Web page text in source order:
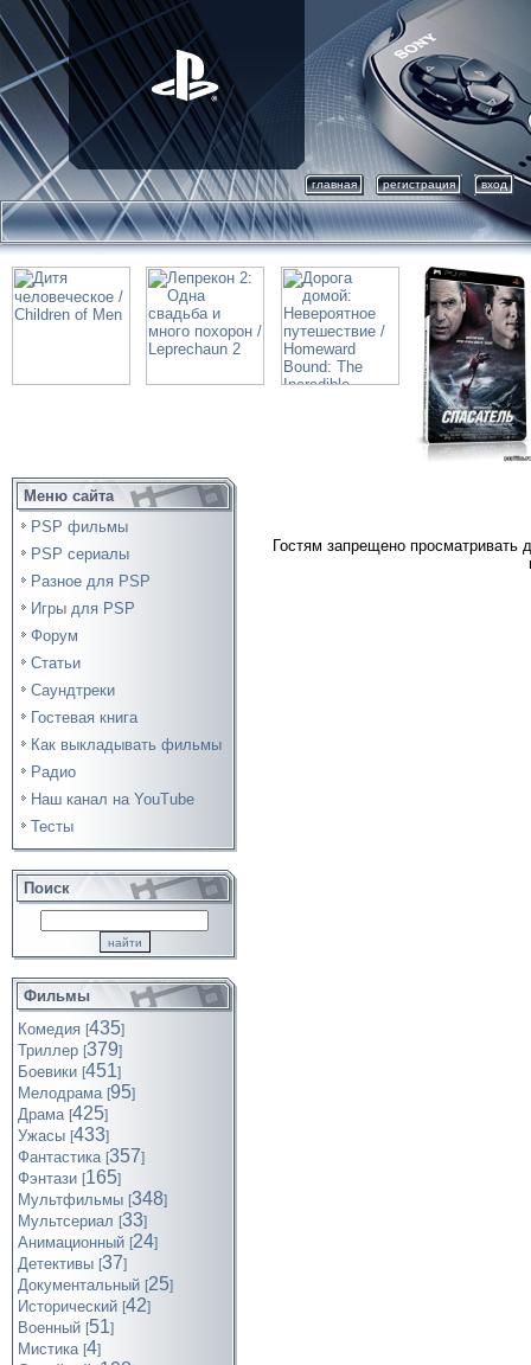
главная регистрация вход
Меню сайта
PSP фильмы
PSP сериалы
Разное для PSP
Игры для PSP
Форум
Статьи
Саундтреки
Гостевая книга
Как выкладывать фильмы
Радио
Наш канал на YouTube
Тесты
Поиск
Фильмы
Комедия [435]
Триллер [379]
Боевики [451]
Мелодрама [95]
Драма [425]
Ужасы [433]
Фантастика [357]
Фэнтази [165]
Мультфильмы [348]
Мультсериал [33]
Анимационный [24]
Детективы [37]
Документальный [25]
Исторический [42]
Военный [51]
Мистика [4]
Гостям запрещено просматривать